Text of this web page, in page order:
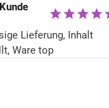
Lieferung, Inhalt
Ware top